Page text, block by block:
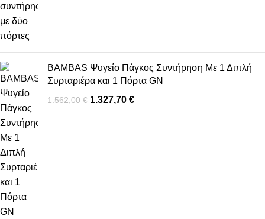
BAMBAS Ψυγείο Πάγκος Συντήρηση Με 1 Διπλή
Συρταριέρα και 1 Πόρτα GN
1.562,00€ 1.327,70 €